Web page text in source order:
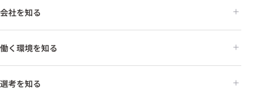
会社を知る
働く環境を知る
選考を知る